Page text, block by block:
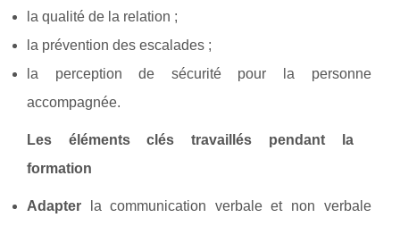
la qualité de la relation ;
la prévention des escalades ;
la perception de sécurité pour la personne
accompagnée.
Les éléments clés travaillés pendant la
formation
Adapter la communication verbale et non verbale